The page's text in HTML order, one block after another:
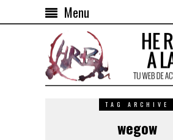
Menu
TAG ARCHIVE
wegow